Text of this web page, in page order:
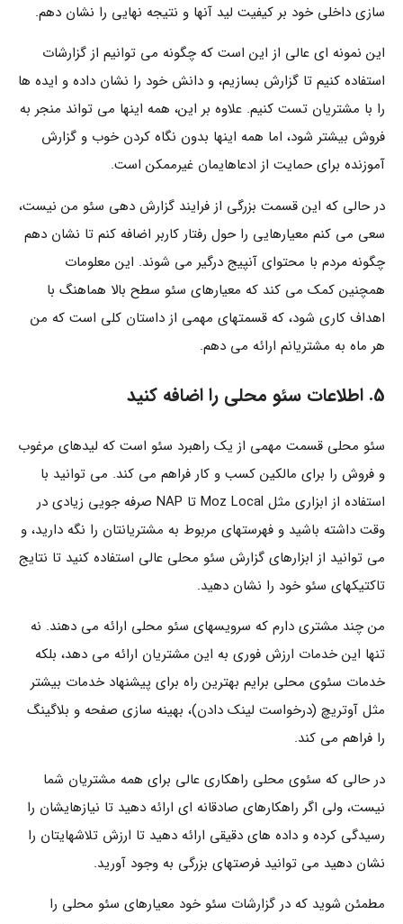
سازی داخلی خود بر کیفیت لید آنها و نتیجه نهایی را نشان دهم.
این نمونه ای عالی از این است که چگونه می توانیم از گزارشات
استفاده کنیم تا گزارش بسازیم، و دانش خود را نشان داده و ایده ها
را با مشتریان تست کنیم. علاوه بر این، همه اینها می تواند منجر به
فروش بیشتر شود، اما همه اینها بدون نگاه کردن خوب و گزارش
آموزنده برای حمایت از ادعاهایمان غیرممکن است.
در حالی که این قسمت بزرگی از فرایند گزارش دهی سئو من نیست،
سعی می کنم معیارهایی را حول رفتار کاربر اضافه کنم تا نشان دهم
چگونه مردم با محتوای آنپیج درگیر می شوند. این معلومات
همچنین کمک می کند که معیارهای سئو سطح بالا هماهنگ با
اهداف کاری شود، که قسمتهای مهمی از داستان کلی است که من
هر ماه به مشتریانم ارائه می دهم.
5. اطلاعات سئو محلی را اضافه کنید
سئو محلی قسمت مهمی از یک راهبرد سئو است که لیدهای مرغوب
و فروش را برای مالکین کسب و کار فراهم می کند. می توانید با
استفاده از ابزاری مثل Moz Local تا NAP صرفه جویی زیادی در
وقت داشته باشید و فهرستهای مربوط به مشتریانتان را نگه دارید، و
می توانید از ابزارهای گزارش سئو محلی عالی استفاده کنید تا نتایج
تاکتیکهای سئو خود را نشان دهید.
من چند مشتری دارم که سرویسهای سئو محلی ارائه می دهند. نه
تنها این خدمات ارزش فوری به این مشتریان ارائه می دهد، بلکه
خدمات سئوی محلی برایم بهترین راه برای پیشنهاد خدمات بیشتر
مثل آوتریچ (درخواست لینک دادن)، بهینه سازی صفحه و بلاگینگ
را فراهم می کند.
در حالی که سئوی محلی راهکاری عالی برای همه مشتریان شما
نیست، ولی اگر راهکارهای صادقانه ای ارائه دهید تا نیازهایشان را
رسیدگی کرده و داده های دقیقی ارائه دهید تا ارزش تلاشهایتان را
نشان دهید می توانید فرصتهای بزرگی به وجود آورید.
مطمئن شوید که در گزارشات سئو خود معیارهای سئو محلی را